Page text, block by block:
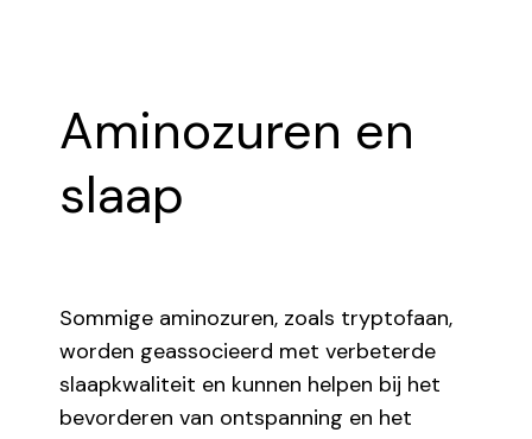
Aminozuren en
slaap
Sommige aminozuren, zoals tryptofaan,
worden geassocieerd met verbeterde
slaapkwaliteit en kunnen helpen bij het
bevorderen van ontspanning en het